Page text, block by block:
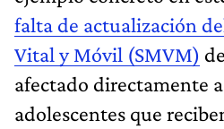
falta de actualización
Vital y Móvil (SMVM)
afectado directamente
adolescentes que